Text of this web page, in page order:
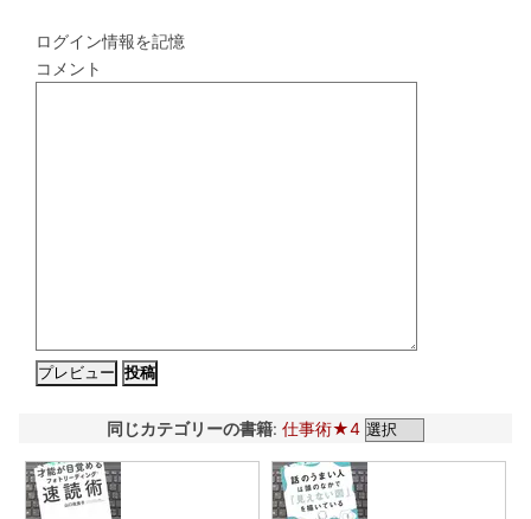
ログイン情報を記憶
コメント
同じカテゴリーの書籍: 仕事術★4